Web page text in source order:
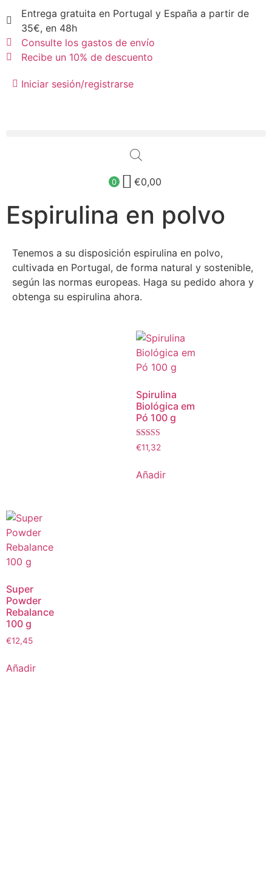
Entrega gratuita en Portugal y España a partir de
35€, en 48h
Consulte los gastos de envío
Recibe un 10% de descuento
Iniciar sesión/registrarse
0 €0,00
Espirulina en polvo
Tenemos a su disposición espirulina en polvo,
cultivada en Portugal, de forma natural y sostenible,
según las normas europeas. Haga su pedido ahora y
obtenga su espirulina ahora.
Spirulina
Biológica em
Pó 100 g
Valoración
4,25
€11,32
Añadir
Super
Powder
Rebalance
100 g
€12,45
Añadir